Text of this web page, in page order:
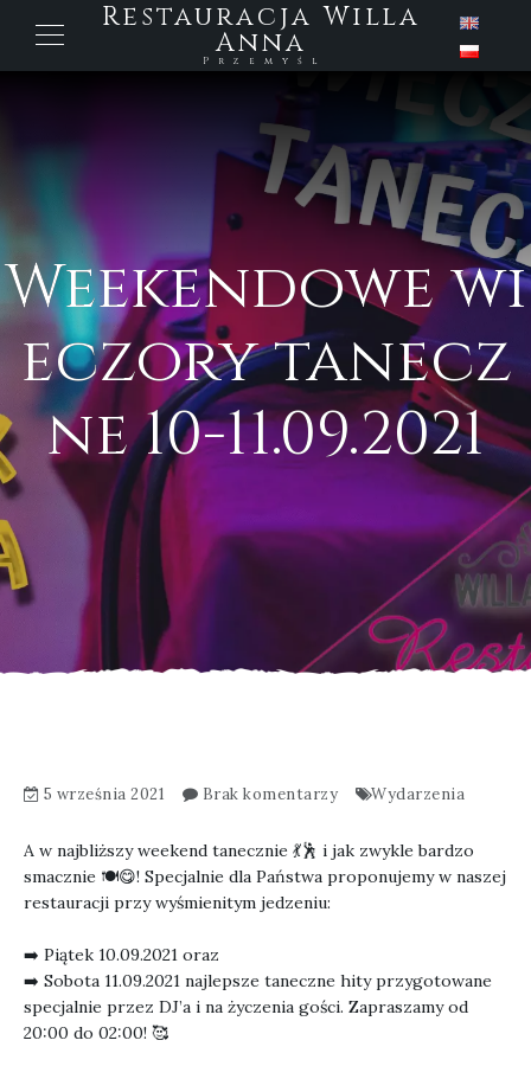
Restauracja Willa
Anna
Przemyśl
Weekendowe wi
eczory tanecz
ne 10-11.09.2021
5 września 2021 Brak komentarzy Wydarzenia
A w najbliższy weekend tanecznie 💃🕺 i jak zwykle bardzo
smacznie 🍽😋! Specjalnie dla Państwa proponujemy w naszej
restauracji przy wyśmienitym jedzeniu:
⁠➡️⁠ Piątek 10.09.2021 oraz
⁠➡️⁠ Sobota 11.09.2021 najlepsze taneczne hity przygotowane
specjalnie przez DJ’a i na życzenia gości. Zapraszamy od
20:00 do 02:00! 🥰